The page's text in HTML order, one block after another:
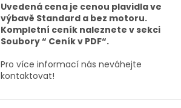
Uvedená cena je cenou plavidla ve
výbavě Standard a bez motoru.
Kompletní ceník naleznete v sekci
Soubory “ Ceník v PDF“.
Pro více informací nás neváhejte
kontaktovat!